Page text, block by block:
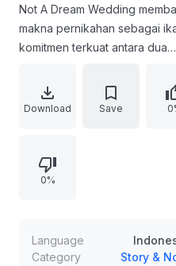
Not A Dream Wedding
makna pernikahan sebagai
komitmen terkuat antara dua
Cerita berawal dari Fian Airish
Nadhira yang pindah ke
tuntutan pekerjaan dan
penyesuaian diri di lingkungan
pertama kerja.
Download Save
0%
Language
Category
Story &